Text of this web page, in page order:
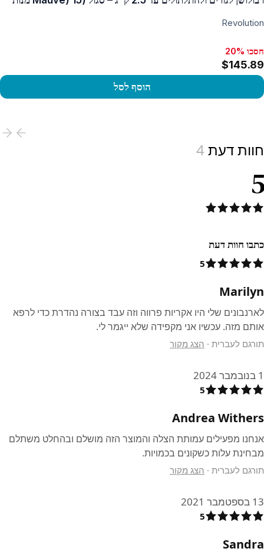
Revolution
חסכו 20%
$145.89
הוסף לסל
חסכו 20%, $37.63
חוות דעת 4
5
כתבו חוות דעת
5
Marilyn
לארנבונים שלי היו אקריות פרווה וזה עבד בצורה נהדרת כדי לרפא
אותם מזה. עכשיו אני מקפידה שלא ייגמר לי.
תורגם לעברית · הצג מקור
1 בנובמבר 2024
5
Andrea Withers
אנחנו מפעילים עמותת הצלה והמוצר הזה מושלם ובהחלט משתלם
מבחינת עלות כשקונים בכמויות.
תורגם לעברית · הצג מקור
13 בספטמבר 2021
5
Sandra